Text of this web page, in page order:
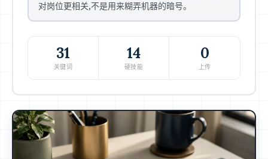
对岗位更相关,不是用来糊弄机器的暗号。
31
关键词
14
硬技能
0
上传